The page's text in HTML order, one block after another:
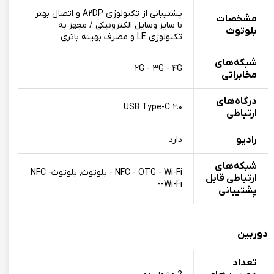
مشخصات
بلوتوث
پشتیبانی از تکنولوژی A۲DP و اتصال بهتر
با سایز وسایل الکترونیکی / مجهز به
تکنولوژی LE و مصرف بهینه باتری
شبکه‌های
مخابراتی
۲G - ۳G - ۴G
درگاه‌های
ارتباطی
USB Type-C ۲.۰
رادیو دارد
شبکه‌های
ارتباطی قابل
پشتیبانی
NFC - OTG - Wi-Fi - بلوتوث, بلوتوث- NFC
-Wi-Fi-
دوربین
تعداد